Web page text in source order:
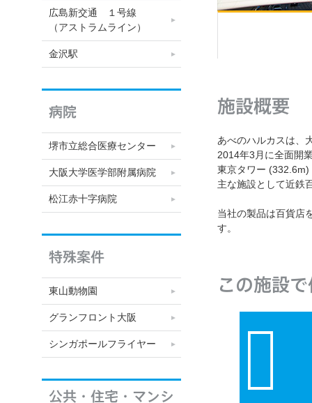
施設概要
あべのハルカスは、
2014年3月に全面開
東京タワー
主な施設として近鉄
当社の製品は百貨店
す。
この施設
広島新交通 １号線
（アストラムライン）
金沢駅
病院
堺市立総合医療センター
大阪大学医学部附属病院
松江赤十字病院
特殊案件
東山動物園
グランフロント大阪
シンガポールフライヤー
公共・住宅・マンシ